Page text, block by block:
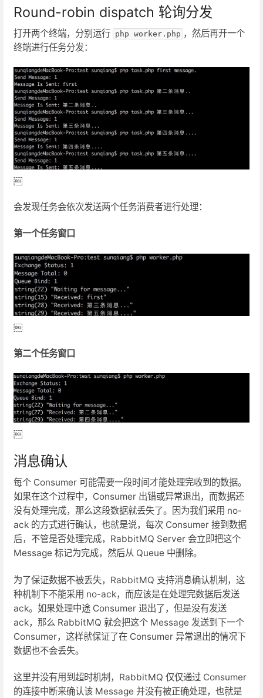
Round-robin dispatch 轮询分发
打开两个终端，分别运行 php worker.php ，然后再开一个
终端进行任务分发：
￼
会发现任务会依次发送两个任务消费者进行处理：
第一个任务窗口
￼
第二个任务窗口
￼
消息确认
每个 Consumer 可能需要一段时间才能处理完收到的数据。
如果在这个过程中，Consumer 出错或异常退出，而数据还
没有处理完成，那么这段数据就丢失了。因为我们采用 no-
ack 的方式进行确认，也就是说，每次 Consumer 接到数据
后，不管是否处理完成，RabbitMQ Server 会立即把这个
Message 标记为完成，然后从 Queue 中删除。
为了保证数据不被丢失，RabbitMQ 支持消息确认机制，这
种机制下不能采用 no-ack，而应该是在处理完数据后发送
ack。如果处理中途 Consumer 退出了，但是没有发送
ack，那么 RabbitMQ 就会把这个 Message 发送到下一个
Consumer，这样就保证了在 Consumer 异常退出的情况下
数据也不会丢失。
这里并没有用到超时机制，RabbitMQ 仅仅通过 Consumer
的连接中断来确认该 Message 并没有被正确处理，也就是